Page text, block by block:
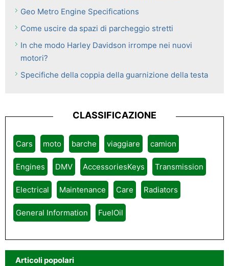
Geo Metro Engine Specifications
Come uscire da spazi di parcheggio stretti
In che modo Harley Davidson irrompe nei nuovi
motori?
Specifiche della coppia della guarnizione della testa
CLASSIFICAZIONE
Cars moto barche viaggiare camion
Engines DMV AccessoriesKeys Transmission
Electrical Maintenance Care Radiators
General Information FuelOil
Articoli popolari